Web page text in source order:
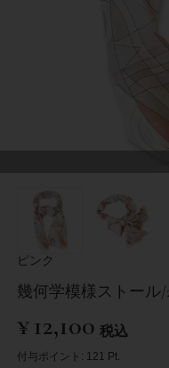
ピンク
幾何学模様ストール/
¥12,100 税込
付与ポイント: 121 Pt.